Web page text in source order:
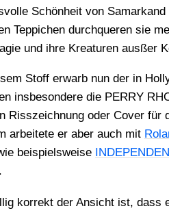
Schön­heit von
Tep­pi­chen durch­que­ren sie
und ihre Krea­tu­ren aus­ßer
Stoff erwarb nun der in
ins­be­son­de­re die PERRY
Riss­zeich­nung oder Cover
arbei­te­te er aber auch mit
bei­spiels­wei­se
kor­rekt der Ansicht ist, dass